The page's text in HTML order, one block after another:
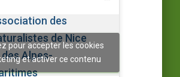
des
de Nice
Alpes-
pour accepter les cookies
et activer ce contenu